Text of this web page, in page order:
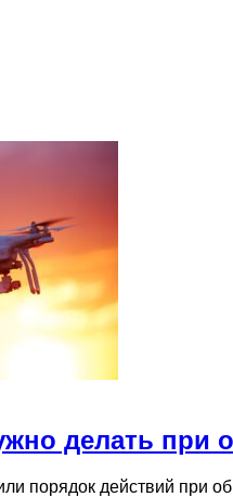
делать при
порядок действий при